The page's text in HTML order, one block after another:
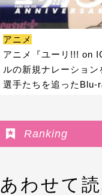
アニメ
アニメ『ユーリ!!! on
ルの新規ナレーショ
選手たちを追ったBlu-
Ranking
あわせて